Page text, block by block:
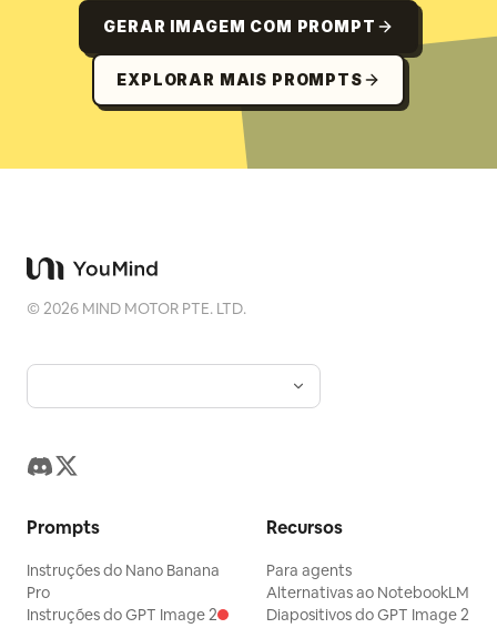
GERAR IMAGEM COM PROMPT
EXPLORAR MAIS PROMPTS
©2026 MIND MOTOR PTE. LTD.
Prompts
Instruções do Nano Banana
Pro
Instruções do GPT Image 2
Recursos
Para agents
Alternativas ao NotebookLM
Diapositivos do GPT Image 2